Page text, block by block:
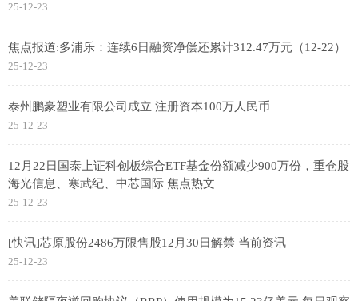
25-12-23
焦点报道:多浦乐：连续6日融资净偿还累计312.47万元（12-22）
25-12-23
泰州鹏豪塑业有限公司成立 注册资本100万人民币
25-12-23
12月22日国泰上证科创板综合ETF基金份额减少900万份，重仓股
海光信息、寒武纪、中芯国际 焦点热文
25-12-23
[快讯]芯原股份2486万限售股12月30日解禁 当前资讯
25-12-23